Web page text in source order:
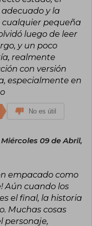
entretenimiento y
novela, Gregor, el
la serie Las crónicas
de fantasía dirigida
embargo, el éxito
con Los Juegos del
de la trilogía distópica
(2009) y Sinsajo
desarrolla en Panem,
en una lucha a
protagonizada
con lectores
trilogía ha vendido
más de 50 idiomas y
al cine,
una de las autoras
XXI.
y la
cualquier pequeña
luego de leer
y un poco
realmente
con versión
especialmente en
No es útil
Miércoles 09 de Abril,
empacado como
Aún cuando los
el final, la historia
Muchas cosas
personaje,